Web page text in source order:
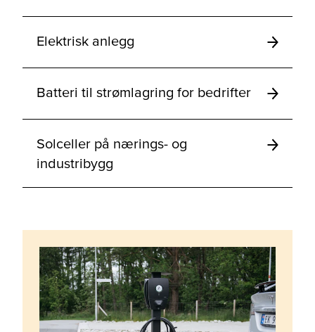
Elektrisk anlegg
Batteri til strømlagring for bedrifter
Solceller på nærings- og
industribygg